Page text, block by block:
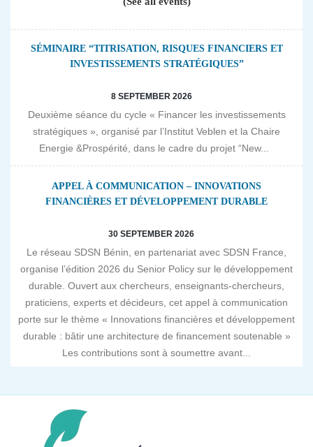
SÉMINAIRE “TITRISATION, RISQUES FINANCIERS ET
INVESTISSEMENTS STRATÉGIQUES”
8 SEPTEMBER 2026
Deuxième séance du cycle « Financer les investissements
stratégiques », organisé par l’Institut Veblen et la Chaire
Energie &Prospérité, dans le cadre du projet “New...
APPEL À COMMUNICATION – INNOVATIONS
FINANCIÈRES ET DÉVELOPPEMENT DURABLE
30 SEPTEMBER 2026
Le réseau SDSN Bénin, en partenariat avec SDSN France,
organise l’édition 2026 du Senior Policy sur le développement
durable. Ouvert aux chercheurs, enseignants-chercheurs,
praticiens, experts et décideurs, cet appel à communication
porte sur le thème « Innovations financières et développement
durable : bâtir une architecture de financement soutenable »
Les contributions sont à soumettre avant...